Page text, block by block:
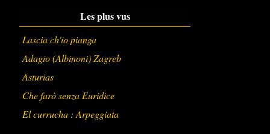
Les plus vus
Lascia ch'io pianga
Adagio (Albinoni) Zagreb
Asturias
Che farò senza Euridice
El currucha : Arpeggiata